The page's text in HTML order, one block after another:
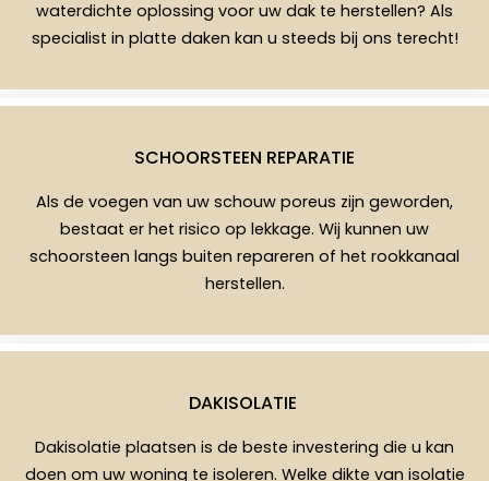
waterdichte oplossing voor uw dak te herstellen? Als
specialist in platte daken kan u steeds bij ons terecht!
SCHOORSTEEN REPARATIE
Als de voegen van uw schouw poreus zijn geworden,
bestaat er het risico op lekkage. Wij kunnen uw
schoorsteen langs buiten repareren of het rookkanaal
herstellen.
DAKISOLATIE
Dakisolatie plaatsen is de beste investering die u kan
doen om uw woning te isoleren. Welke dikte van isolatie